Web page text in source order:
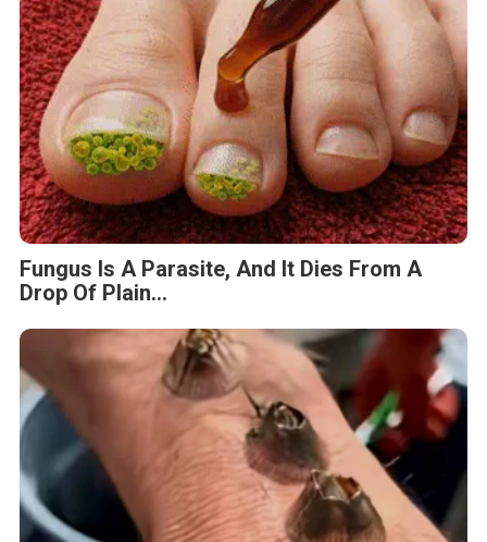
Fungus Is A Parasite, And It Dies From A
Drop Of Plain...